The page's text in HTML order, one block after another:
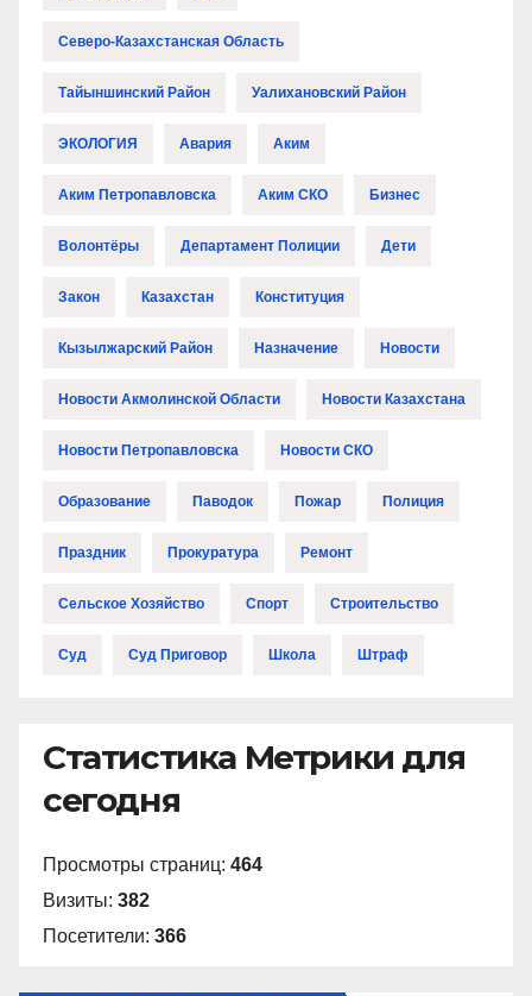
Северо-Казахстанская Область
Тайыншинский Район Уалихановский Район
ЭКОЛОГИЯ Авария Аким
Аким Петропавловска Аким СКО Бизнес
Волонтёры Департамент Полиции Дети
Закон Казахстан Конституция
Кызылжарский Район Назначение Новости
Новости Акмолинской Области Новости Казахстана
Новости Петропавловска Новости СКО
Образование Паводок Пожар Полиция
Праздник Прокуратура Ремонт
Сельское Хозяйство Спорт Строительство
Суд Суд Приговор Школа Штраф
Статистика Метрики для
сегодня
Просмотры страниц: 464
Визиты: 382
Посетители: 366